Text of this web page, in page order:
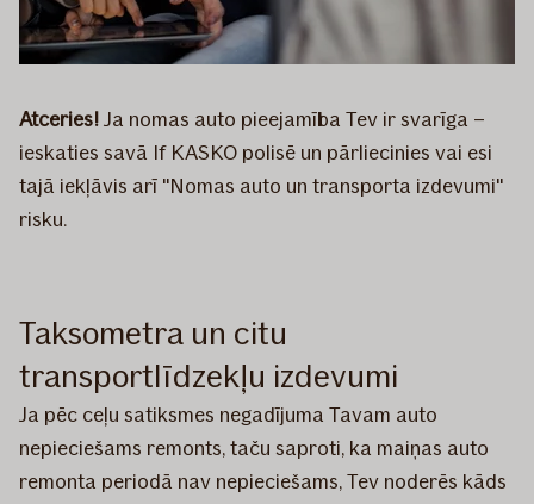
Atceries!Ja nomas auto pieejamība Tev ir svarīga –
ieskaties savā If KASKO polisē un pārliecinies vai esi
tajā iekļāvis arī "Nomas auto un transporta izdevumi"
risku.
Taksometra un citu
transportlīdzekļu izdevumi
Ja pēc ceļu satiksmes negadījuma Tavam auto
nepieciešams remonts, taču saproti, ka maiņas auto
remonta periodā nav nepieciešams, Tev noderēs kāds